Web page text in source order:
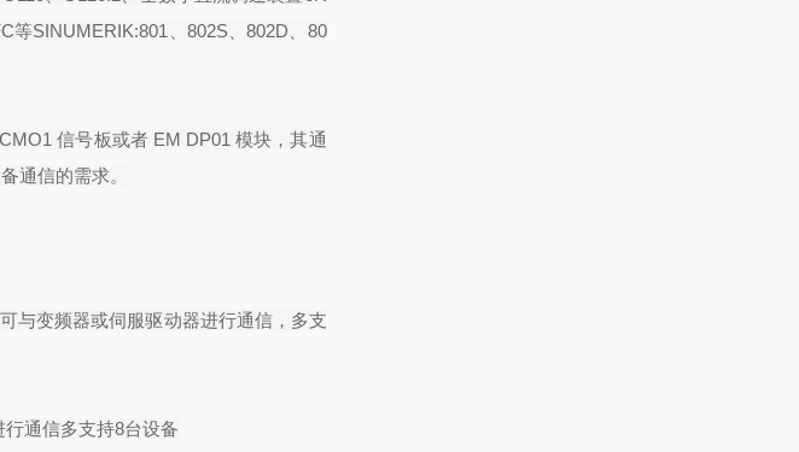
等SINUMERIK:801、802S、802D、80
CMO1信号板或者 EM DP01模块，其通
通信的需求。
可与变频器或伺服驱动器进行通信，多支
行通信多支持8台设备